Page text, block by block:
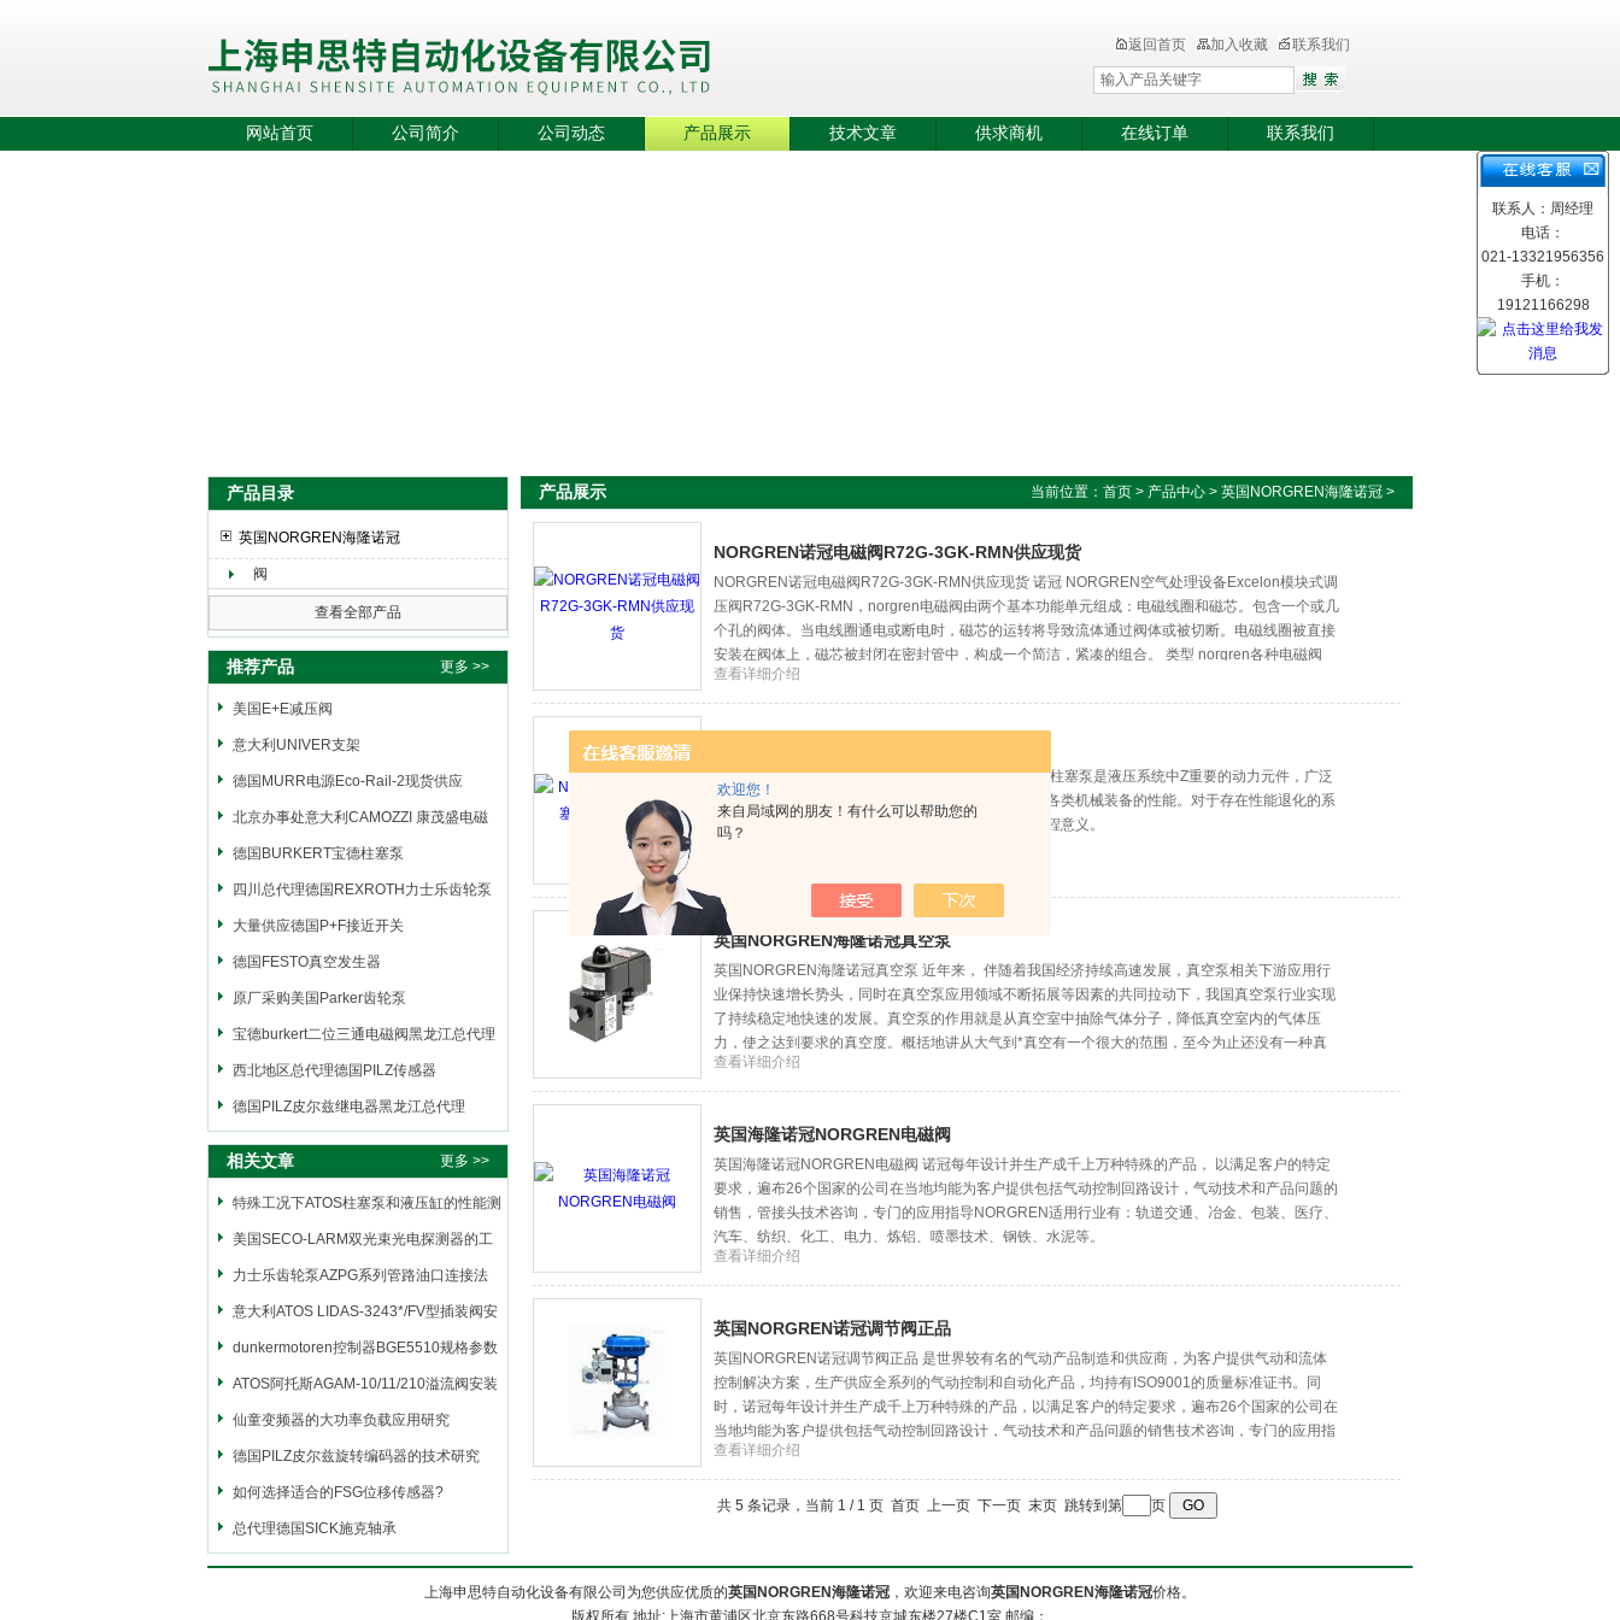
欢迎您！
来自局域网的朋友！有什么可以帮助您的
吗？
上海申思特自动化设备有限公司
返回首页 加入收藏 联系我们
网站首页 公司简介 公司动态 产品展示 技术文章 供求商机 在线订单 联系我们
产品目录
英国NORGREN海隆诺冠
阀
查看全部产品
推荐产品 更多 >>
美国E+E减压阀
意大利UNIVER支架
德国MURR电源Eco-Rail-2现货供应
北京办事处意大利CAMOZZI 康茂盛电磁
阀
德国BURKERT宝德柱塞泵
四川总代理德国REXROTH力士乐齿轮泵
大量供应德国P+F接近开关
德国FESTO真空发生器
原厂采购美国Parker齿轮泵
宝德burkert二位三通电磁阀黑龙江总代理
西北地区总代理德国PILZ传感器
德国PILZ皮尔兹继电器黑龙江总代理
相关文章 更多 >>
特殊工况下ATOS柱塞泵和液压缸的性能测
试
美国SECO-LARM双光束光电探测器的工
作原理
力士乐齿轮泵AZPG系列管路油口连接法
兰
意大利ATOS LIDAS-3243*/FV型插装阀安
全操作方法介绍
dunkermotoren控制器BGE5510规格参数
ATOS阿托斯AGAM-10/11/210溢流阀安装
位置
仙童变频器的大功率负载应用研究
德国PILZ皮尔兹旋转编码器的技术研究
如何选择适合的FSG位移传感器?
总代理德国SICK施克轴承
产品展示 当前位置： 首页 > 产品中心 > 英国NORGREN海隆诺冠 >
NORGREN诺冠电磁阀R72G-3GK-RMN供应现货
NORGREN诺冠电磁阀R72G-3GK-RMN供应现货 诺冠 NORGREN空气处理设备Excelon模块式调
压阀R72G-3GK-RMN，norgren电磁阀由两个基本功能单元组成：电磁线圈和磁芯。包含一个或几
个孔的阀体。当电线圈通电或断电时，磁芯的运转将导致流体通过阀体或被切断。电磁线圈被直接
安装在阀体上，磁芯被封闭在密封管中，构成一个简洁，紧凑的组合。 类型 norgren各种电磁阀
查看详细介绍
NORGREN海隆*向柱塞泵性能测试系统 轴向海隆*向柱塞泵是液压系统中Z重要的动力元件，广泛
应用于各类机械装备液压系统中，其性能直接影响着各类机械装备的性能。对于存在性能退化的系
统，以性能指标作为评价可靠度的判据具有实际的工程意义。
英国NORGREN海隆诺冠真空泵
英国NORGREN海隆诺冠真空泵 近年来， 伴随着我国经济持续高速发展，真空泵相关下游应用行
业保持快速增长势头，同时在真空泵应用领域不断拓展等因素的共同拉动下，我国真空泵行业实现
了持续稳定地快速的发展。真空泵的作用就是从真空室中抽除气体分子，降低真空室内的气体压
力，使之达到要求的真空度。概括地讲从大气到*真空有一个很大的范围，至今为止还没有一种真
空系统能覆盖这个范围。
查看详细介绍
英国海隆诺冠NORGREN电磁阀
英国海隆诺冠NORGREN电磁阀 诺冠每年设计并生产成千上万种特殊的产品， 以满足客户的特定
要求，遍布26个国家的公司在当地均能为客户提供包括气动控制回路设计，气动技术和产品问题的
销售，管接头技术咨询，专门的应用指导NORGREN适用行业有：轨道交通、冶金、包装、医疗、
汽车、纺织、化工、电力、炼铝、喷墨技术、钢铁、水泥等。
查看详细介绍
英国NORGREN诺冠调节阀正品
英国NORGREN诺冠调节阀正品 是世界较有名的气动产品制造和供应商，为客户提供气动和流体
控制解决方案，生产供应全系列的气动控制和自动化产品，均持有ISO9001的质量标准证书。同
时，诺冠每年设计并生产成千上万种特殊的产品，以满足客户的特定要求，遍布26个国家的公司在
当地均能为客户提供包括气动控制回路设计，气动技术和产品问题的销售技术咨询，专门的应用指
导，各个层面的以及在当地进行常规产
查看详细介绍
共 5 条记录，当前 1 / 1 页 首页 上一页 下一页 末页 跳转到第 页
上海申思特自动化设备有限公司为您供应优质的英国NORGREN海隆诺冠 ，欢迎来电咨询英国NORGREN海隆诺冠价格。
版权所有 地址:上海市黄浦区北京东路668号科技京城东楼27楼C1室 邮编：
联系人：周经理
电话：
021-13321956356
手机：
19121166298